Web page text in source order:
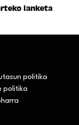
lanketa
politika
politika